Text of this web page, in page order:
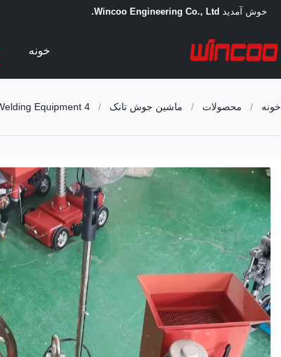
خوش آمدید Wincoo Engineering Co., Ltd.
خونه
خونه / محصولات / ماشین جوش تانک /
4 Wheels SAW Welding Trolley Easy Operation Industrial Submerged Arc Welding Equipment